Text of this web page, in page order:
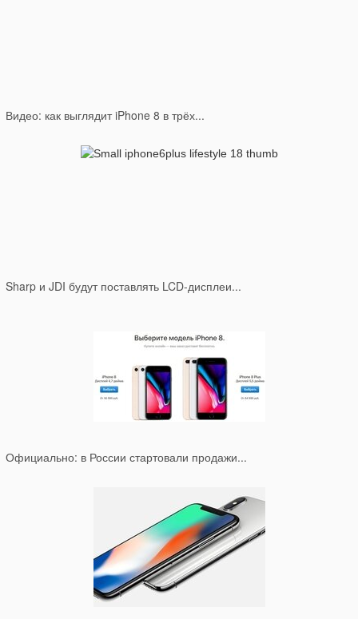
Видео: как выглядит iPhone 8 в трёх...
Sharp и JDI будут поставлять LCD-дисплеи...
Официально: в России стартовали продажи...